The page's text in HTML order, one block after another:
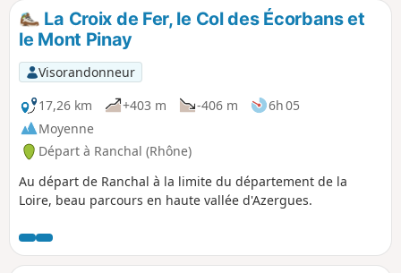
La Croix de Fer, le Col des Écorbans et
le Mont Pinay
Visorandonneur
17,26 km
+403 m -406 m
6h 05
Moyenne
Départ à Ranchal (Rhône)
Au départ de Ranchal à la limite du département de la
Loire, beau parcours en haute vallée d'Azergues.